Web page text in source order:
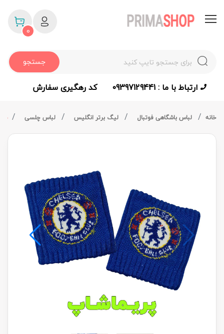
جستجو
0
ارتباط با ما : 09397129441 کد رهگیری سفارش
خانه لباس باشگاهی فوتبال لیگ برتر انگلیس لباس چلسی